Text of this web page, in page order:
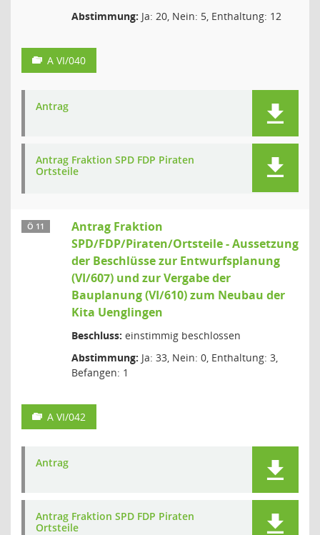
Abstimmung: Ja: 20, Nein: 5, Enthaltung: 12
A VI/040
Antrag
Antrag Fraktion SPD FDP Piraten
Ortsteile
Ö 11
Antrag Fraktion
SPD/FDP/Piraten/Ortsteile - Aussetzung
der Beschlüsse zur Entwurfsplanung
(VI/607) und zur Vergabe der
Bauplanung (VI/610) zum Neubau der
Kita Uenglingen
Beschluss: einstimmig beschlossen
Abstimmung: Ja: 33, Nein: 0, Enthaltung: 3,
Befangen: 1
A VI/042
Antrag
Antrag Fraktion SPD FDP Piraten
Ortsteile